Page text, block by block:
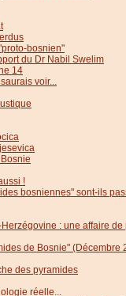
bosnien"
du Dr Nabil Swelim
14
voir...
!
bosniennes" sont-ils
: une affaire
de Bosnie" (Décembre
des pyramides
réelle...